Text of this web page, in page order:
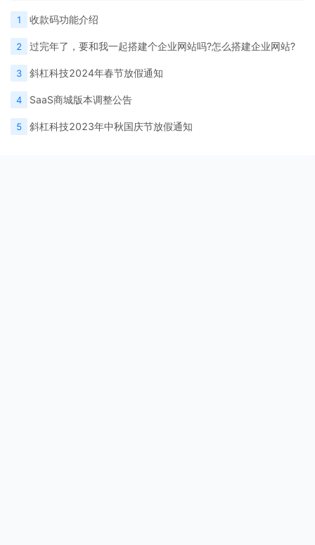
1 收款码功能介绍
2 过完年了，要和我一起搭建个企业网站吗?怎么搭建企业网站?
3 斜杠科技2024年春节放假通知
4 SaaS商城版本调整公告
5 斜杠科技2023年中秋国庆节放假通知